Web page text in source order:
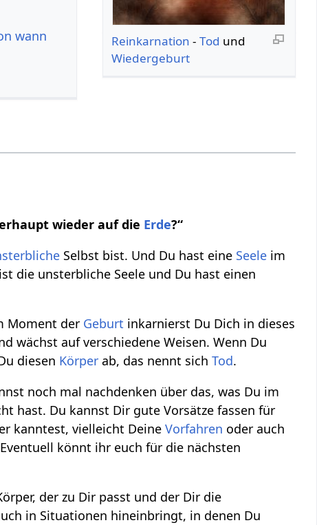
Reinkarnation -Tod und
Wiedergeburt
wann
wieder auf die Erde?“
Selbst bist. Und Du hast eine Seele im
die unsterbliche Seele und Du hast einen
Moment der Geburt inkarnierst Du Dich in dieses
wächst auf verschiedene Weisen. Wenn Du
diesen Körper ab, das nennt sichTod.
noch mal nachdenken über das, was Du im
hast. Du kannst Dir gute Vorsätze fassen für
kanntest, vielleicht DeineVorfahren oder auch
könnt ihr euch für die nächsten
der zu Dir passt und der Dir die
in Situationen hineinbringt, in denen Du